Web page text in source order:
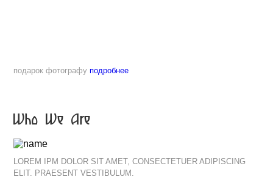
подарок фотографуподробнее
Who We Are
LOREM IPM DOLOR SIT AMET, CONSECTETUER ADIPISCING
ELIT. PRAESENT VESTIBULUM.